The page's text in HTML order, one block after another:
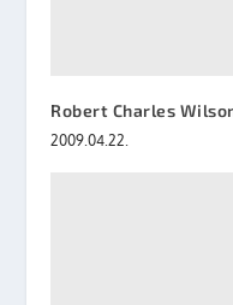
Robert Charles
2009.04.22.